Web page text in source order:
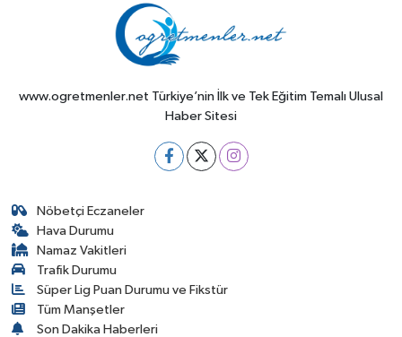
www.ogretmenler.net Türkiye’nin İlk ve Tek Eğitim Temalı Ulusal
Haber Sitesi
Nöbetçi Eczaneler
Hava Durumu
Namaz Vakitleri
Trafik Durumu
Süper Lig Puan Durumu ve Fikstür
Tüm Manşetler
Son Dakika Haberleri